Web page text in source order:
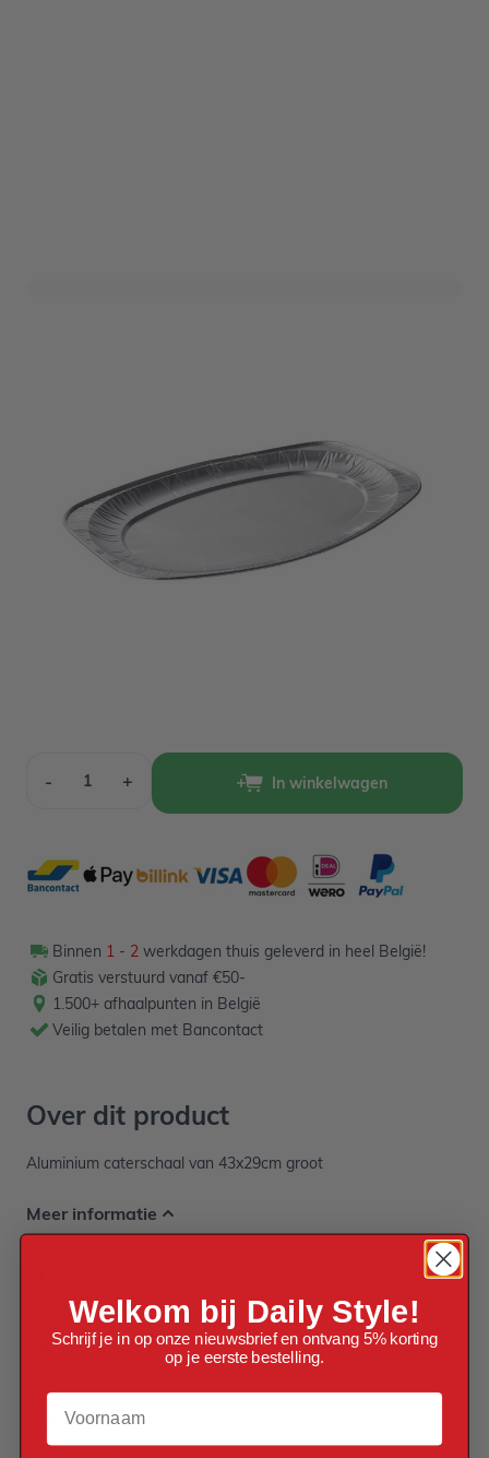
- + In winkelwagen
Binnen 1 - 2 werkdagen thuis geleverd in heel België!
Gratis verstuurd vanaf €50-
1.500+ afhaalpunten in België
Veilig betalen met Bancontact
Over dit product
Aluminium caterschaal van 43x29cm groot
Meer informatie
8788911150176
Kleur
Materiaal
Aluminium
Welkom bij Daily Style!
Schrijf je in op onze nieuwsbrief en ontvang 5% korting
op je eerste bestelling.
Voornaam